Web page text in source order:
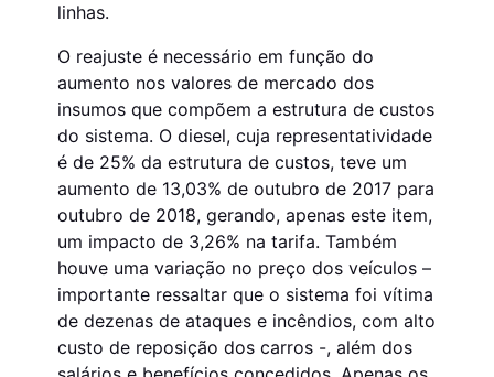
linhas.
O reajuste é necessário em função do
aumento nos valores de mercado dos
insumos que compõem a estrutura de custos
do sistema. O diesel, cuja representatividade
é de 25% da estrutura de custos, teve um
aumento de 13,03% de outubro de 2017 para
outubro de 2018, gerando, apenas este item,
um impacto de 3,26% na tarifa. Também
houve uma variação no preço dos veículos –
importante ressaltar que o sistema foi vítima
de dezenas de ataques e incêndios, com alto
custo de reposição dos carros -, além dos